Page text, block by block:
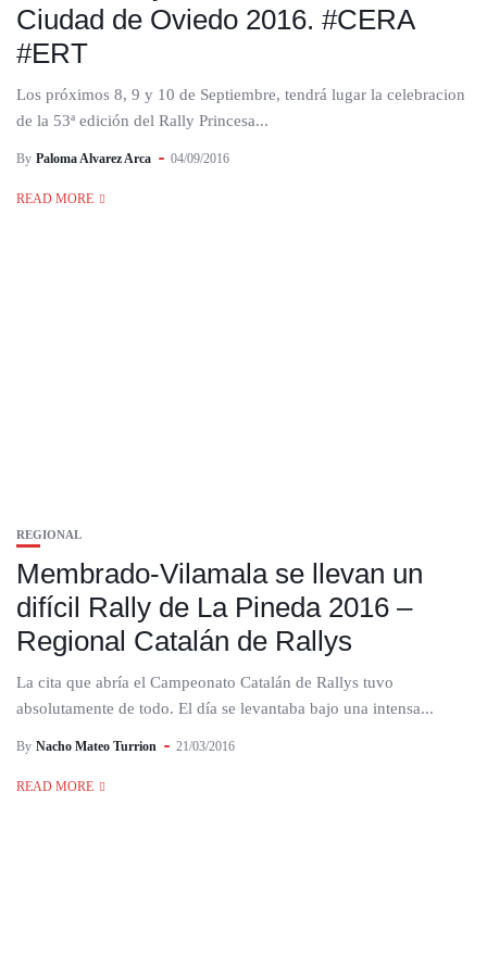
Ciudad de Oviedo 2016. #CERA
#ERT
Los próximos 8, 9 y 10 de Septiembre, tendrá lugar la celebracion
de la 53ª edición del Rally Princesa...
By Paloma Alvarez Arca 04/09/2016
READ MORE
REGIONAL
Membrado-Vilamala se llevan un
difícil Rally de La Pineda 2016 –
Regional Catalán de Rallys
La cita que abría el Campeonato Catalán de Rallys tuvo
absolutamente de todo. El día se levantaba bajo una intensa...
By Nacho Mateo Turrion 21/03/2016
READ MORE